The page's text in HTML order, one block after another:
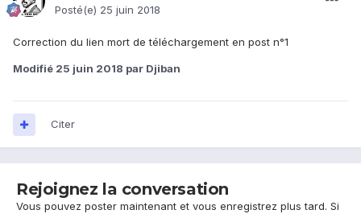
Posté(e) 25 juin 2018
Correction du lien mort de téléchargement en post n°1
Modifié 25 juin 2018 par Djiban
Citer
Rejoignez la conversation
Vous pouvez poster maintenant et vous enregistrez plus tard. Si